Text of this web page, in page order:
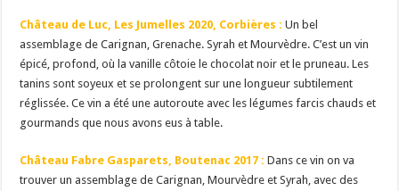
Château de Luc, Les Jumelles 2020, Corbières : Un bel
assemblage de Carignan, Grenache. Syrah et Mourvèdre. C’est un vin
épicé, profond, où la vanille côtoie le chocolat noir et le pruneau. Les
tanins sont soyeux et se prolongent sur une longueur subtilement
réglissée. Ce vin a été une autoroute avec les légumes farcis chauds et
gourmands que nous avons eus à table.
Château Fabre Gasparets, Boutenac 2017 : Dans ce vin on va
trouver un assemblage de Carignan, Mourvèdre et Syrah, avec des